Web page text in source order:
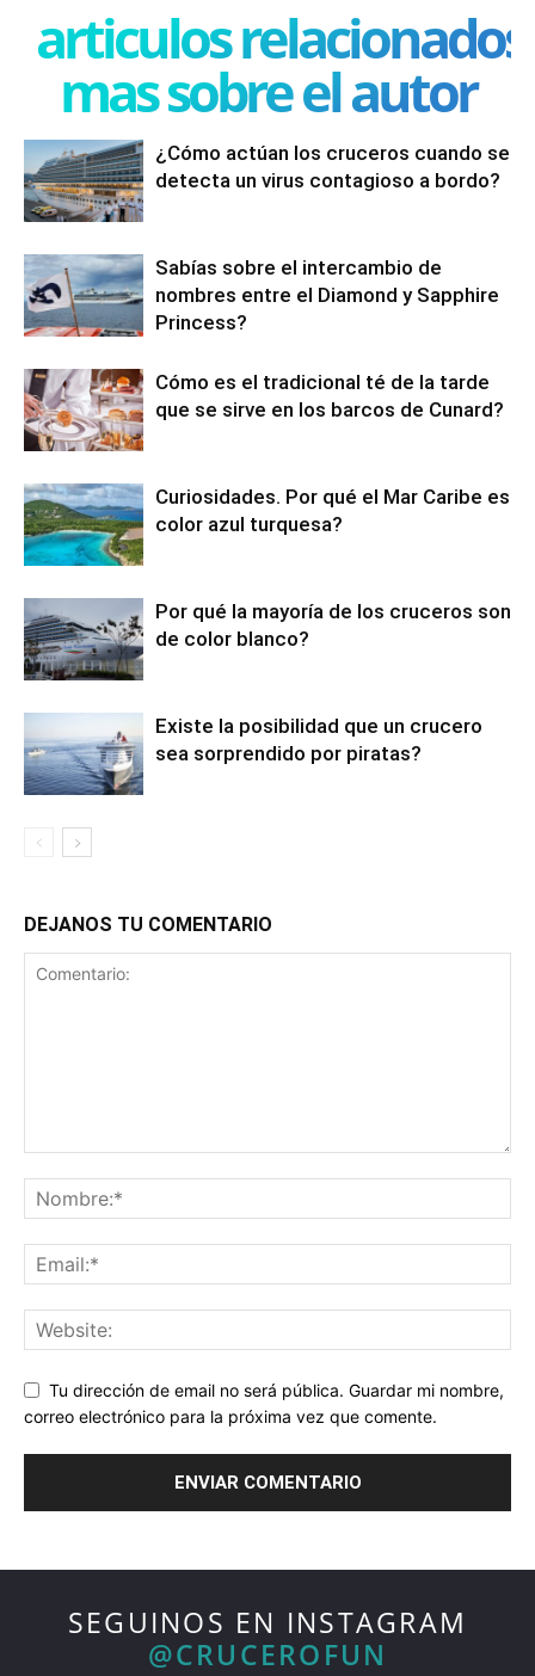
articulos relacionados
mas sobre el autor
¿Cómo actúan los cruceros cuando se
detecta un virus contagioso a bordo?
Sabías sobre el intercambio de
nombres entre el Diamond y Sapphire
Princess?
Cómo es el tradicional té de la tarde
que se sirve en los barcos de Cunard?
Curiosidades. Por qué el Mar Caribe es
color azul turquesa?
Por qué la mayoría de los cruceros son
de color blanco?
Existe la posibilidad que un crucero
sea sorprendido por piratas?
DEJANOS TU COMENTARIO
Tu dirección de email no será pública. Guardar mi nombre,
correo electrónico para la próxima vez que comente.
SEGUINOS EN INSTAGRAM
@CRUCEROFUN